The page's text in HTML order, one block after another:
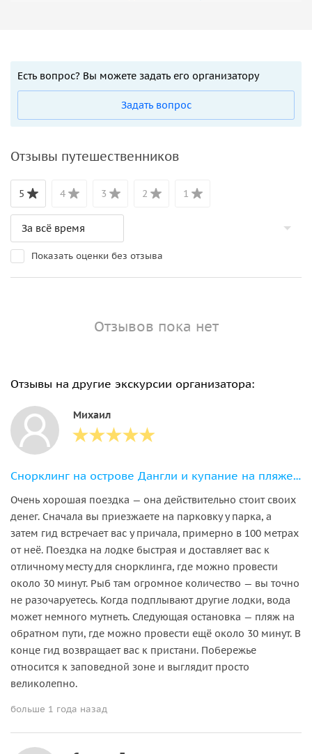
Есть вопрос? Вы можете задать его организатору
Задать вопрос
Отзывы путешественников
5 4 3 2 1
Показать оценки без отзыва
Отзывов пока нет
Отзывы на другие экскурсии организатора:
Михаил
Снорклинг на острове Дангли и купание на пляже Пантай-Пасир-Панджанг
Очень хорошая поездка — она действительно стоит своих
денег. Сначала вы приезжаете на парковку у парка, а
затем гид встречает вас у причала, примерно в 100 метрах
от неё. Поездка на лодке быстрая и доставляет вас к
отличному месту для снорклинга, где можно провести
около 30 минут. Рыб там огромное количество — вы точно
не разочаруетесь. Когда подплывают другие лодки, вода
может немного мутнеть. Следующая остановка — пляж на
обратном пути, где можно провести ещё около 30 минут. В
конце гид возвращает вас к пристани. Побережье
относится к заповедной зоне и выглядит просто
великолепно.
больше 1 года назад